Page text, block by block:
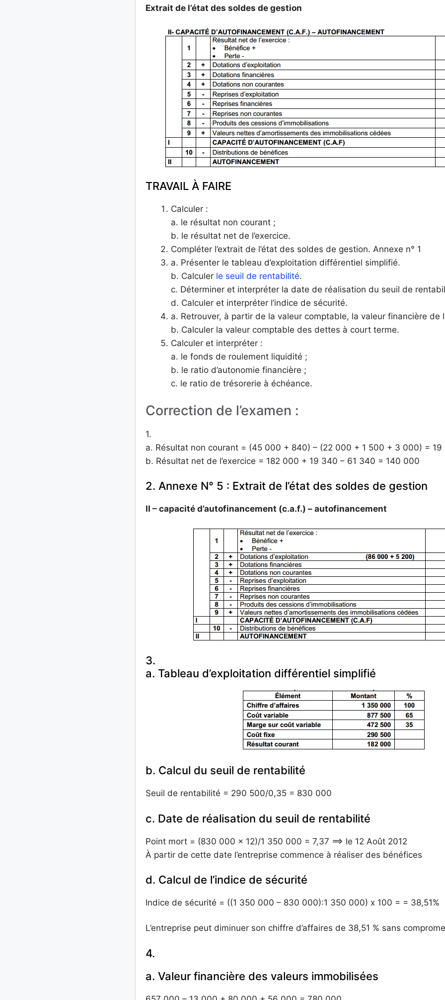
Extrait de l’état des soldes de gestion
TRAVAIL À FAIRE
Calculer :
a. le résultat non courant ;
b. le résultat net de l’exercice.
Compléter l’extrait de l’état des soldes de gestion. Annexe n° 1
a. Présenter le tableau d’exploitation différentiel simplifié.
b. Calculer le seuil de rentabilité.
c. Déterminer et interpréter la date de réalisation du seuil de
d. Calculer et interpréter l’indice de sécurité.
a. Retrouver, à partir de la valeur comptable, la valeur financière de
b. Calculer la valeur comptable des dettes à court terme.
Calculer et interpréter :
a. le fonds de roulement liquidité ;
b. le ratio d’autonomie financière ;
c. le ratio de trésorerie à échéance.
Correction de l’examen :
1.
a. Résultat non courant = (45 000 + 840) – (22 000 + 1 500 + 3 000) = 19
b. Résultat net de l’exercice = 182 000 + 19 340 – 61 340 = 140 000
2. Annexe N° 5 : Extrait de l’état des soldes de gestion
II – capacité d’autofinancement (c.a.f.) – autofinancement
3.
a. Tableau d’exploitation différentiel simplifié
b. Calcul du seuil de rentabilité
Seuil de rentabilité = 290 500/0,35 = 830 000
c. Date de réalisation du seuil de rentabilité
Point mort = (830 000 x 12)/1 350 000 = 7,37 ==> le 12 Août 2012
À partir de cette date l’entreprise commence à réaliser des bénéfices
d. Calcul de l’indice de sécurité
Indice de sécurité = ((1 350 000 – 830 000):1 350 000) x 100 = = 38,51%
L’entreprise peut diminuer son chiffre d’affaires de 38,51 % sans
4.
a. Valeur financière des valeurs immobilisées